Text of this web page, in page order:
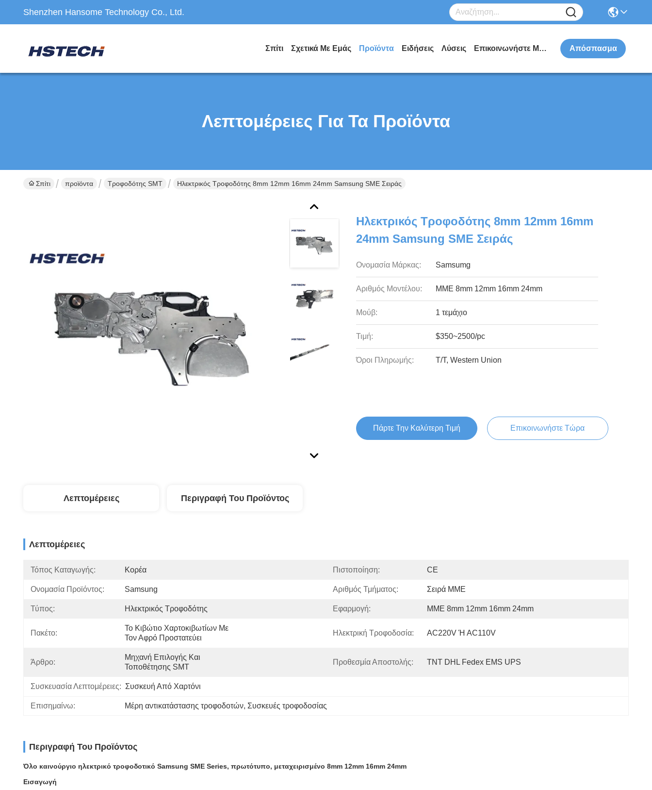
Shenzhen Hansome Technology Co., Ltd.
Σπίτι Σχετικά Με Εμάς Προϊόντα Ειδήσεις Λύσεις Επικοινωνήστε Μαζί Μας Απόσπασμα
Λεπτομέρειες Για Τα Προϊόντα
Σπίτι προϊόντα Τροφοδότης SMT Ηλεκτρικός Τροφοδότης 8mm 12mm 16mm 24mm Samsung SME Σειράς
Ηλεκτρικός Τροφοδότης 8mm 12mm 16mm
24mm Samsung SME Σειράς
Ονομασία Μάρκας: Samsumg
Αριθμός Μοντέλου: ΜΜΕ 8mm 12mm 16mm 24mm
Μούβ: 1 τεμάχιο
Τιμή: $350~2500/pc
Όροι Πληρωμής: T/T, Western Union
Πάρτε Την Καλύτερη Τιμή Επικοινωνήστε Τώρα
Λεπτομέρειες Περιγραφή Του Προϊόντος
Λεπτομέρειες
Τόπος Καταγωγής: Κορέα Πιστοποίηση: CE
Ονομασία Προϊόντος: Samsung Αριθμός Τμήματος: Σειρά ΜΜΕ
Τύπος: Ηλεκτρικός Τροφοδότης Εφαρμογή: ΜΜΕ 8mm 12mm 16mm 24mm
Πακέτο:
Το Κιβώτιο Χαρτοκιβωτίων Με
Τον Αφρό Προστατεύει
Ηλεκτρική Τροφοδοσία: AC220V Ή AC110V
Άρθρο:
Μηχανή Επιλογής Και
Τοποθέτησης SMT
Προθεσμία Αποστολής: TNT DHL Fedex EMS UPS
Συσκευασία Λεπτομέρειες: Συσκευή Από Χαρτόνι
Επισημαίνω: Μέρη αντικατάστασης τροφοδοτών, Συσκευές τροφοδοσίας
Περιγραφή Του Προϊόντος
Όλο καινούργιο ηλεκτρικό τροφοδοτικό Samsung SME Series, πρωτότυπο, μεταχειρισμένο 8mm 12mm 16mm 24mm
Εισαγωγή